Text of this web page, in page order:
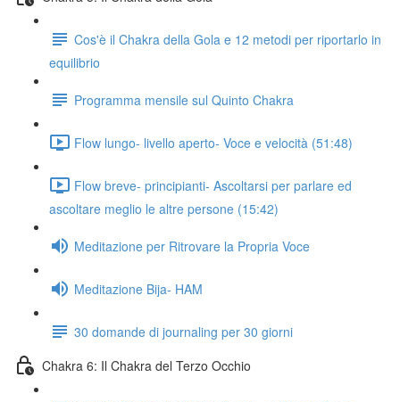
Cos'è il Chakra della Gola e 12 metodi per riportarlo in
equilibrio
Programma mensile sul Quinto Chakra
Flow lungo- livello aperto- Voce e velocità (51:48)
Flow breve- principianti- Ascoltarsi per parlare ed
ascoltare meglio le altre persone (15:42)
Meditazione per Ritrovare la Propria Voce
Meditazione Bija- HAM
30 domande di journaling per 30 giorni
Chakra 6: Il Chakra del Terzo Occhio